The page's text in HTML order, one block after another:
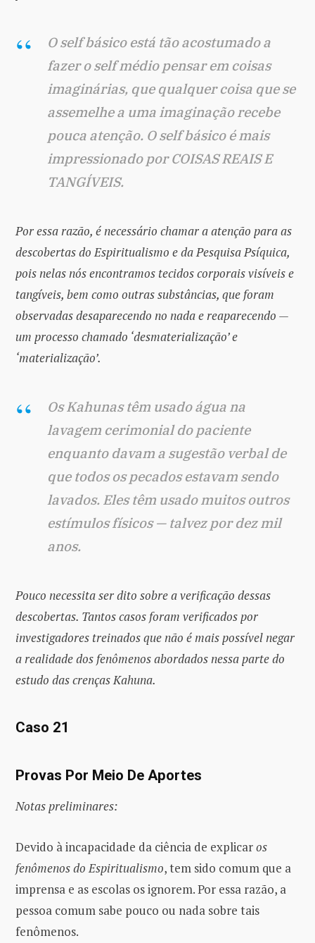
O self básico está tão acostumado a
fazer o self médio pensar em coisas
imaginárias, que qualquer coisa que se
assemelhe a uma imaginação recebe
pouca atenção. O self básico é mais
impressionado por COISAS REAIS E
TANGÍVEIS.
Por essa razão, é necessário chamar a atenção para as
descobertas do Espiritualismo e da Pesquisa Psíquica,
pois nelas nós encontramos tecidos corporais visíveis e
tangíveis, bem como outras substâncias, que foram
observadas desaparecendo no nada e reaparecendo —
um processo chamado ‘desmaterialização’ e
‘materialização’.
Os Kahunas têm usado água na
lavagem cerimonial do paciente
enquanto davam a sugestão verbal de
que todos os pecados estavam sendo
lavados. Eles têm usado muitos outros
estímulos físicos — talvez por dez mil
anos.
Pouco necessita ser dito sobre a verificação dessas
descobertas. Tantos casos foram verificados por
investigadores treinados que não é mais possível negar
a realidade dos fenômenos abordados nessa parte do
estudo das crenças Kahuna.
Caso 21
Provas Por Meio De Aportes
Notas preliminares:
Devido à incapacidade da ciência de explicaros
fenômenos do Espiritualismo, tem sido comum que a
imprensa e as escolas os ignorem. Por essa razão, a
pessoa comum sabe pouco ou nada sobre tais
fenômenos.